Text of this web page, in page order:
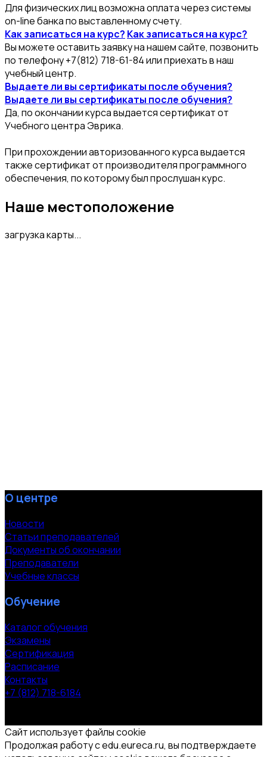
Для физических лиц возможна оплата через системы
on-line банка по выставленному счету.
Как записаться на курс? Как записаться на курс?
Вы можете оставить заявку на нашем сайте, позвонить
по телефону +7(812) 718-61-84 или приехать в наш
учебный центр.
Выдаете ли вы сертификаты после обучения?
Выдаете ли вы сертификаты после обучения?
Да, по окончании курса выдается сертификат от
Учебного центра Эврика.
При прохождении авторизованного курса выдается
также сертификат от производителя программного
обеспечения, по которому был прослушан курс.
Наше местоположение
загрузка карты...
О центре
Новости
Статьи преподавателей
Документы об окончании
Преподаватели
Учебные классы
Обучение
Каталог обучения
Экзамены
Сертификация
Расписание
Контакты
+7 (812) 718-6184
Сайт использует файлы cookie
Продолжая работу с edu.eureca.ru, вы подтверждаете